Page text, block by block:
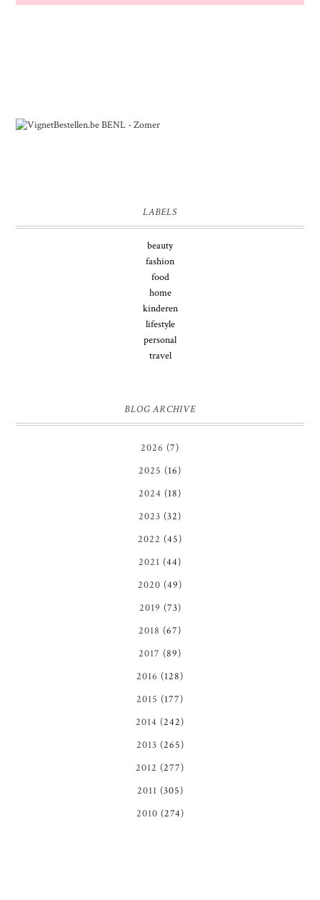
LABELS
beauty
fashion
food
home
kinderen
lifestyle
personal
travel
BLOG ARCHIVE
2026 (7)
2025 (16)
2024 (18)
2023 (32)
2022 (45)
2021 (44)
2020 (49)
2019 (73)
2018 (67)
2017 (89)
2016 (128)
2015 (177)
2014 (242)
2013 (265)
2012 (277)
2011 (305)
2010 (274)